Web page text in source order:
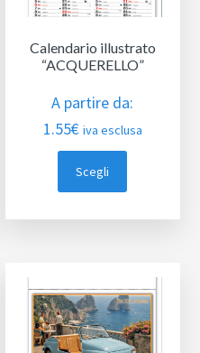
Calendario illustrato
“ACQUERELLO”
A partire da:
1.55€ iva esclusa
Scegli